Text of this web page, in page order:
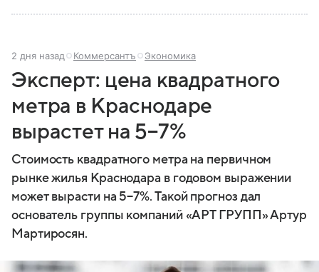
2 дня назад Коммерсантъ Экономика
Эксперт: цена квадратного
метра в Краснодаре
вырастет на 5−7%
Стоимость квадратного метра на первичном
рынке жилья Краснодара в годовом выражении
может вырасти на 5−7%. Такой прогноз дал
основатель группы компаний «АРТ ГРУПП» Артур
Мартиросян.